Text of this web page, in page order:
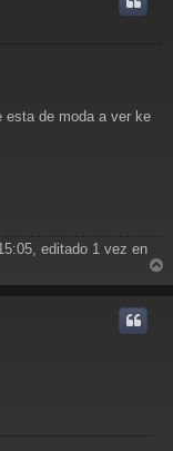
esta de moda a ver ke
editado 1 vez en
r